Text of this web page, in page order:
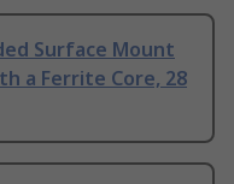
Surface Mount
a Ferrite Core, 28